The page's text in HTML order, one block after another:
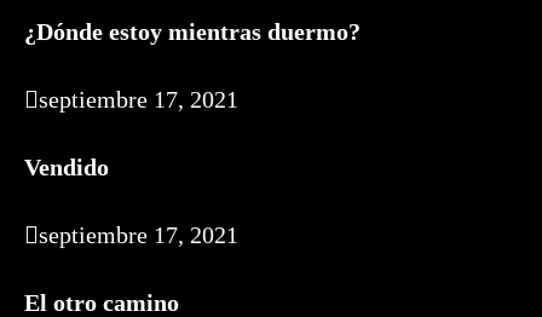
¿Dónde estoy mientras duermo?
septiembre 17, 2021
Vendido
septiembre 17, 2021
El otro camino